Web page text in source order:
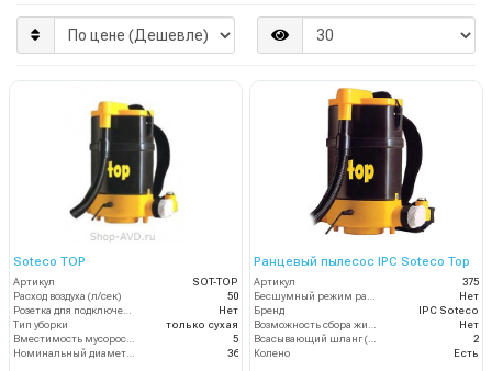
Soteco TOP
Артикул
SOT-TOP
Расход воздуха (л/сек)
50
Нет
Тип уборки
только сухая
5
36
Ранцевый пылесос IPC Soteco Top
Артикул
375
Нет
Бренд
IPC Soteco
Нет
2
Колено
Есть